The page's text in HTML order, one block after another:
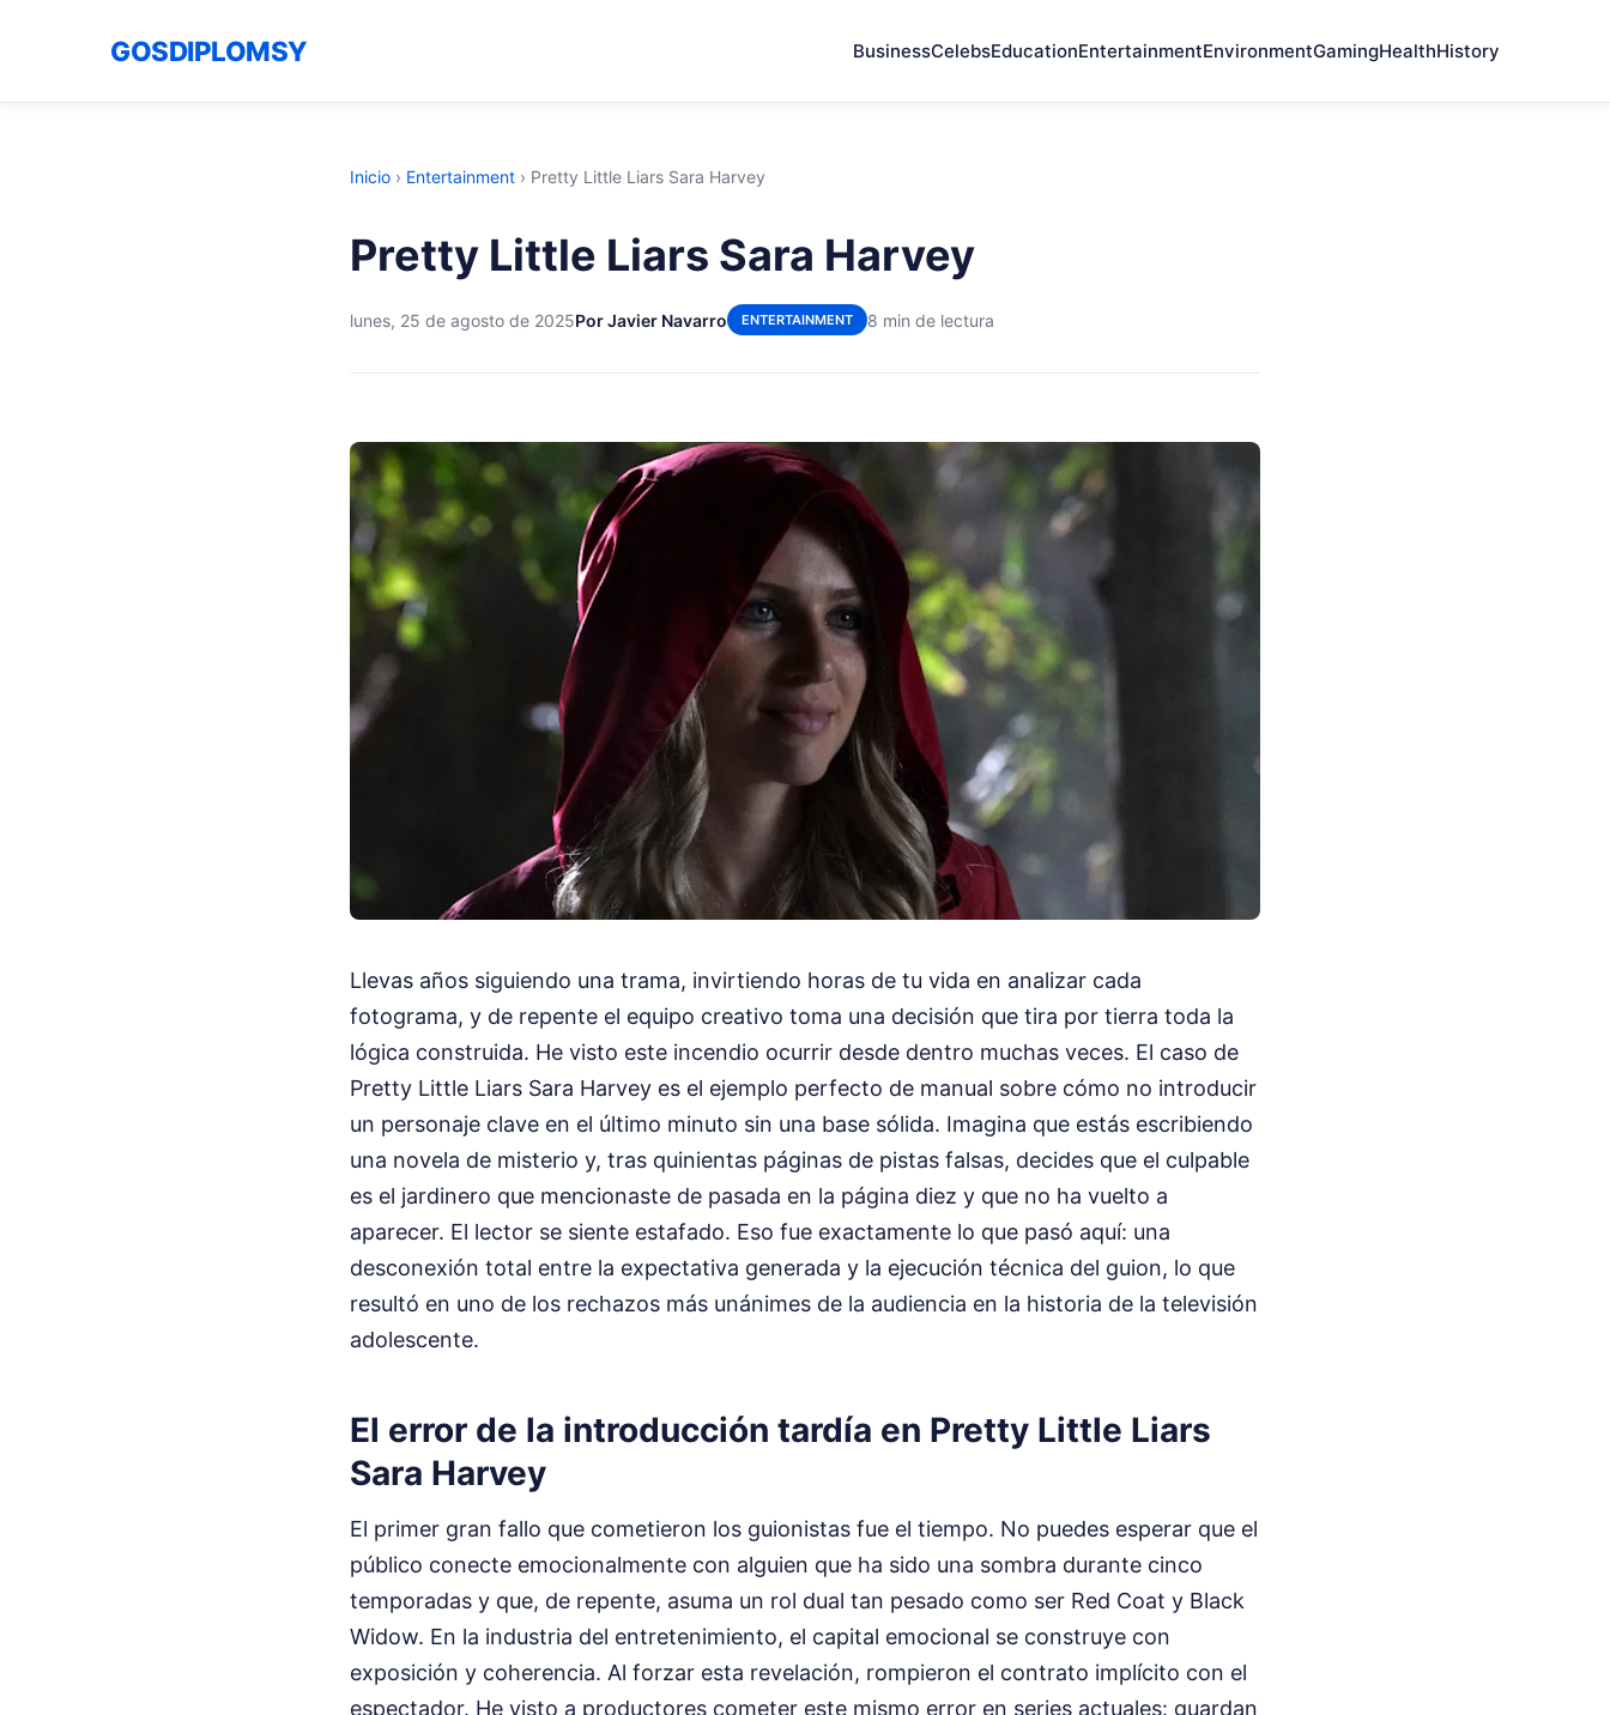
GOSDIPLOMSY BusinessCelebsEducationEntertainmentEnvironmentGamingHealthHistory
Inicio › Entertainment › Pretty Little Liars Sara Harvey
Pretty Little Liars Sara Harvey
lunes, 25 de agosto de 2025Por Javier Navarro ENTERTAINMENT 8 min de lectura
Llevas años siguiendo una trama, invirtiendo horas de tu vida en analizar cada
fotograma, y de repente el equipo creativo toma una decisión que tira por tierra toda la
lógica construida. He visto este incendio ocurrir desde dentro muchas veces. El caso de
Pretty Little Liars Sara Harvey es el ejemplo perfecto de manual sobre cómo no introducir
un personaje clave en el último minuto sin una base sólida. Imagina que estás escribiendo
una novela de misterio y, tras quinientas páginas de pistas falsas, decides que el culpable
es el jardinero que mencionaste de pasada en la página diez y que no ha vuelto a
aparecer. El lector se siente estafado. Eso fue exactamente lo que pasó aquí: una
desconexión total entre la expectativa generada y la ejecución técnica del guion, lo que
resultó en uno de los rechazos más unánimes de la audiencia en la historia de la televisión
adolescente.
El error de la introducción tardía en Pretty Little Liars
Sara Harvey
El primer gran fallo que cometieron los guionistas fue el tiempo. No puedes esperar que el
público conecte emocionalmente con alguien que ha sido una sombra durante cinco
temporadas y que, de repente, asuma un rol dual tan pesado como ser Red Coat y Black
Widow. En la industria del entretenimiento, el capital emocional se construye con
exposición y coherencia. Al forzar esta revelación, rompieron el contrato implícito con el
espectador. He visto a productores cometer este mismo error en series actuales: guardan